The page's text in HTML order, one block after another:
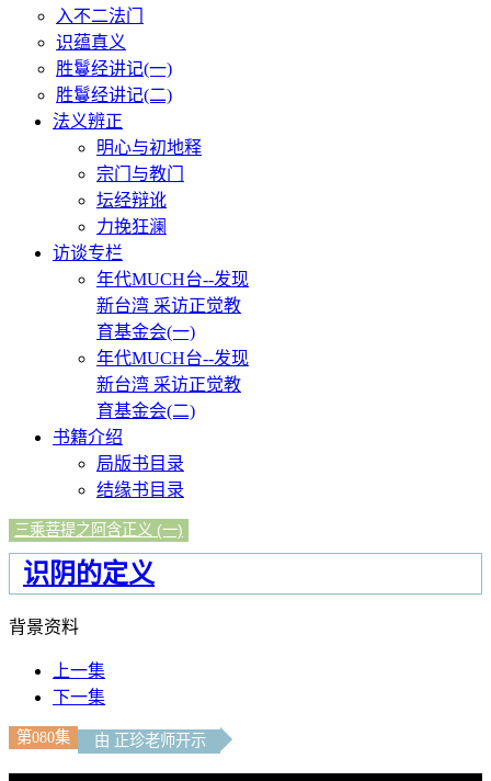
入不二法门
识蕴真义
胜鬘经讲记(一)
胜鬘经讲记(二)
法义辨正
明心与初地释
宗门与教门
坛经辩讹
力挽狂澜
访谈专栏
年代MUCH台--发现
新台湾 采访正觉教
育基金会(一)
年代MUCH台--发现
新台湾 采访正觉教
育基金会(二)
书籍介绍
局版书目录
结缘书目录
三乘菩提之阿含正义 (一)
识阴的定义
背景资料
上一集
下一集
第080集 由 正珍老师开示